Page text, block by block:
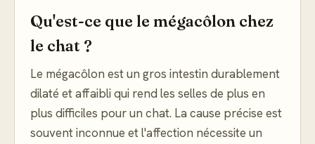
Qu'est-ce que le mégacôlon chez
le chat ?
Le mégacôlon est un gros intestin durablement
dilaté et affaibli qui rend les selles de plus en
plus difficiles pour un chat. La cause précise est
souvent inconnue et l'affection nécessite un